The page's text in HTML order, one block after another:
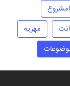
مهریه